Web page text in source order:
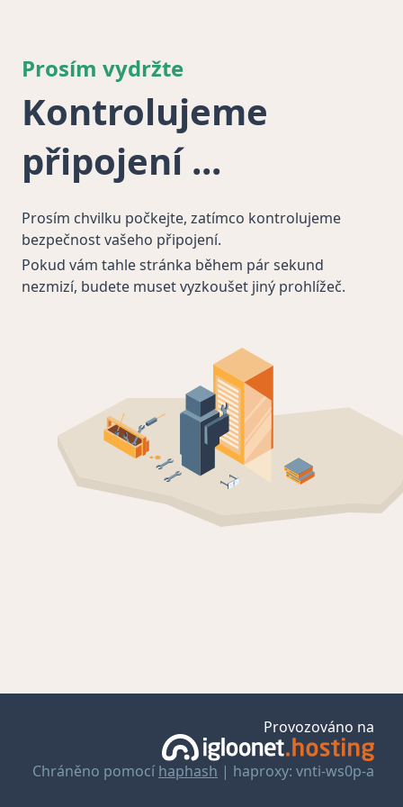
Prosím vydržte
Kontrolujeme
připojení
Prosím chvilku počkejte, zatímco kontrolujeme
bezpečnost vašeho připojení.
Pokud vám tahle stránka během pár sekund
nezmizí, budete muset vyzkoušet jiný prohlížeč.
Provozováno na
Chráněno pomocí haphash | haproxy: vnti-ws0p-a